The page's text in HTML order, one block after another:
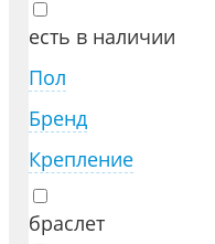
есть в наличии
Пол
Бренд
Крепление
браслет